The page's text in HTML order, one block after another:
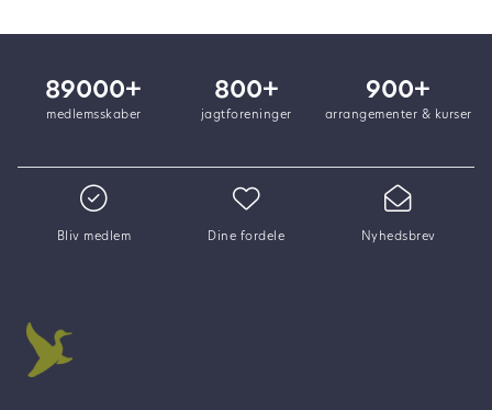
Bliv medlem Dine fordele Nyhedsbrev
89000+
medlemsskaber
800+
jagtforeninger
900+
arrangementer & kurser